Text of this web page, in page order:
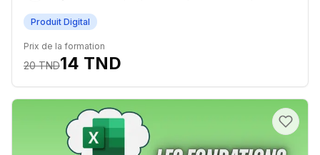
Produit Digital
Prix de la formation
20TND14 TND